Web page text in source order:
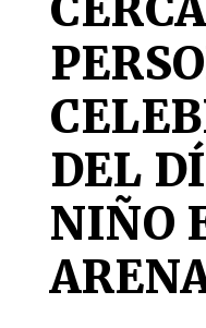
DEL
NIÑO